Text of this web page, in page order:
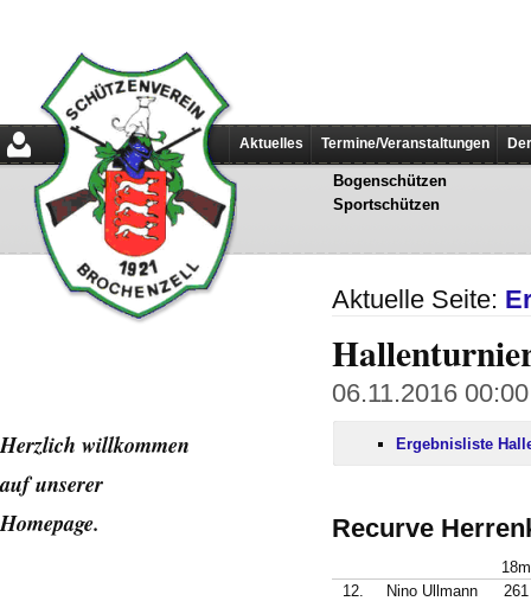
Aktuelles Termine/Veranstaltungen
Bogenschützen
Sportschützen
Aktuelle Seite:
06.11.2016
Ergebnisliste
Recurve
18m
12.
Nino Ullmann 261
Herzlich willkommen
auf unserer
Homepage.